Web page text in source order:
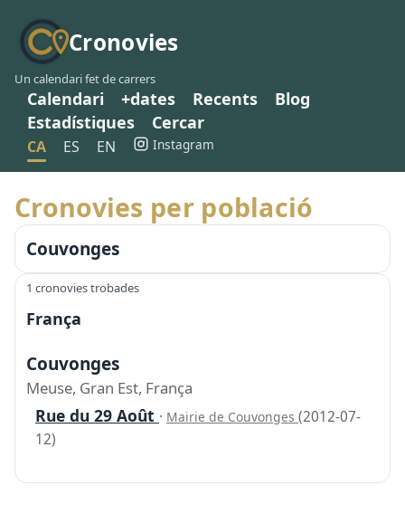
Cronovies
Un calendari fet de carrers
Calendari +dates Recents
Blog
Estadístiques
Cercar
CA ES EN Instagram
Cronovies per població
Couvonges
1 cronovies trobades
França
Couvonges
Meuse, Gran Est, França
Rue du 29 Août · Mairie de Couvonges (2012-07-
12)